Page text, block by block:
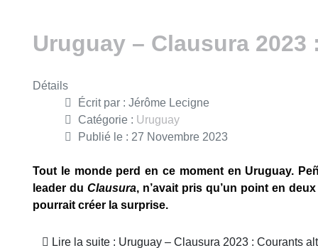
Uruguay – Clausura
Détails
Écrit par : Jérôme Lecigne
Catégorie : Uruguay
Publié le : 27 Novembre 2023
Tout le monde perd en ce moment en Uruguay.
leader duClausura, n’avait pris qu’un point en
pourrait créer la surprise.
Lire la suite : Uruguay – Clausura 2023 : Courants